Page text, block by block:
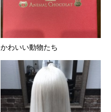
かわいい動物たち